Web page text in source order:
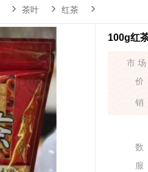
茶叶 红茶
100g红
市
价
销
数
服